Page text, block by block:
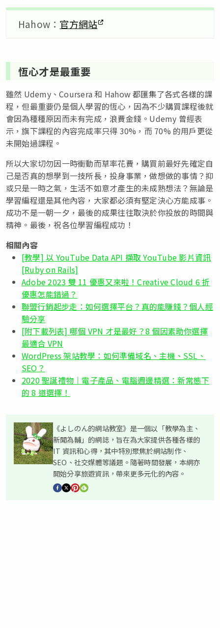
Hahow： 官方網站
恆心才是最重要
雖然 Udemy、Coursera 和 Hahow 都匯集了各式各樣的課
程，但最重要仍是個人學習的恆心，因為不少購買課程後就
會因為種種原因而未有完成，浪費金錢。Udemy 曾經表
示，旗下課程的內容完成率只得 30%，而 70% 的用戶更從
未開始過課程。
所以大家切勿因一時衝動而草率花費，購買前最好先確定自
己是否真的想學到一技所長，投身事業，做想做的事情？抑
或只是一時之氣，生活不如意才產生的未成熟想法？無論是
學習編程還是其他內容，大家都必須有堅定決心方能成事。
成功不是一朝一夕，最後的成果往往取決於你投放的時間與
精神。最後，祝各位學習編程成功！
相關內容
[教學] 以 YouTube Data API 擷取 YouTube 影片資訊
[Ruby on Rails]
Adobe 2023 雙 11 優惠又來啦！Creative Cloud 6 折
優惠怎能錯過？
聯盟行銷起步走：如何選擇平台？真的能賺錢？個人經
驗分享
[附下載列表] 哪個 VPN 才是最好？8 個因素助你選擇
最適合 VPN
WordPress 架站教學：如何準備域名、主機、SSL、
SEO？
2020 聖誕禮物｜電子產品、電腦週邊精選：新常態下
的 8 道選擇！
《よしのん的網站教室》是一個以「教學為主、
新聞為輔」的網誌，旨在為大家提供各種各樣的
IT 資訊和心得，其中特別聚焦於網站制作、
SEO、社交媒體等議題。隨著時間發展，本網亦
開始分享旅遊資訊，帶來更多元化的內容。